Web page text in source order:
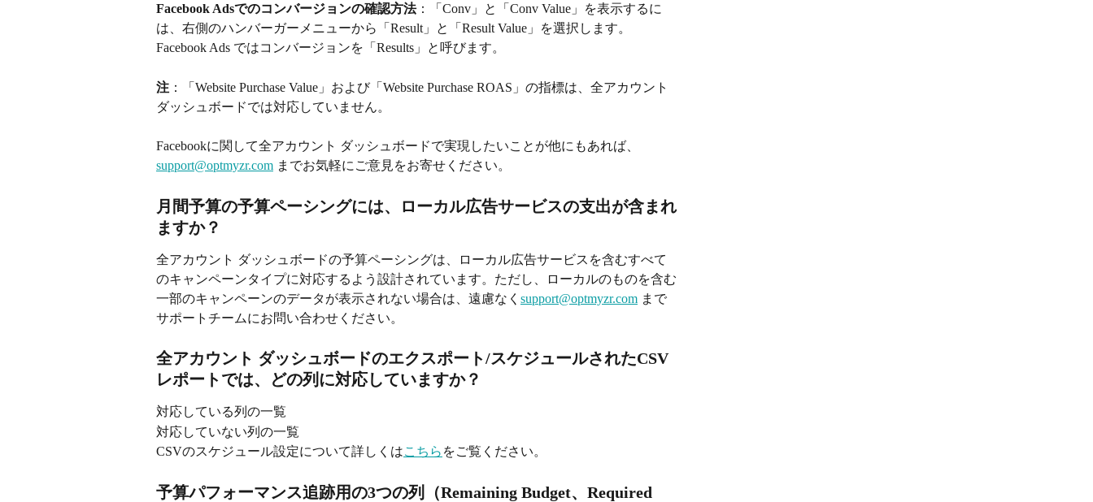
Facebook Adsでのコンバージョンの確認方法：「Conv」と「Conv Value」を表示するに
は、右側のハンバーガーメニューから「Result」と「Result Value」を選択します。
Facebook Ads ではコンバージョンを「Results」と呼びます。
注 ：「Website Purchase Value」および「Website Purchase ROAS」の指標は、全アカウント
ダッシュボードでは対応していません。
Facebookに関して全アカウント ダッシュボードで実現したいことが他にもあれば、
support@optmyzr.com までお気軽にご意見をお寄せください。
月間予算の予算ペーシングには、ローカル広告サービスの支出が含まれ
ますか？
全アカウント ダッシュボードの予算ペーシングは、ローカル広告サービスを含むすべて
のキャンペーンタイプに対応するよう設計されています。ただし、ローカルのものを含む
一部のキャンペーンのデータが表示されない場合は、遠慮なく support@optmyzr.com まで
サポートチームにお問い合わせください。
全アカウント ダッシュボードのエクスポート/スケジュールされたCSV
レポートでは、どの列に対応していますか？
対応している列の一覧
対応していない列の一覧
CSVのスケジュール設定について詳しくはこちら をご覧ください。
予算パフォーマンス追跡用の3つの列（Remaining Budget、Required